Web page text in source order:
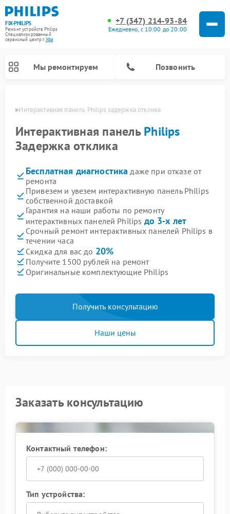
FIX-PHILIPS
Ремонт устройств Philips
Специализированный
cервисный центр г.Уфа
+7 (347) 214-93-84
Ежедневно, с 10:00 до 20:00
Мы ремонтируем Позвонить
Уфе Интерактивная панель Philips задержка отклика
Интерактивная панельPhilips
Задержка отклика
Бесплатная диагностика даже при отказе от
ремонта
Привезем и увезем интерактивную панель Philips
собственной доставкой
Гарантия на наши работы по ремонту
интерактивных панелей Philips до 3-х лет
Срочный ремонт интерактивных панелей Philips в
течении часа
Скидка для вас до 20%
Получите 1500 рублей на ремонт
Оригинальные комплектующие Philips
Получить консультацию
Наши цены
Заказать консультацию
Контактный телефон:
Тип устройства: